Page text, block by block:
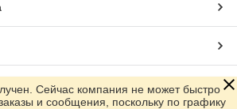
Сейчас компания не может быстро
и сообщения, поскольку по графику